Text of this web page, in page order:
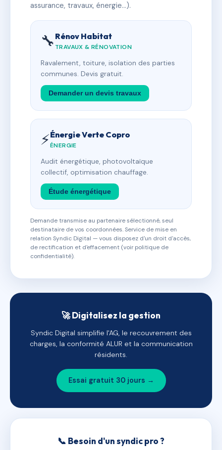
assurance, travaux, énergie…).
🔧 Rénov Habitat
TRAVAUX & RÉNOVATION
Ravalement, toiture, isolation des parties
communes. Devis gratuit.
Demander un devis travaux
⚡Énergie Verte Copro
ÉNERGIE
Audit énergétique, photovoltaïque
collectif, optimisation chauffage.
Étude énergétique
Demande transmise au partenaire sélectionné, seul
destinataire de vos coordonnées. Service de mise en
relation Syndic Digital — vous disposez d'un droit d'accès,
de rectification et d'effacement (voir politique de
confidentialité).
🚀 Digitalisez la gestion
Syndic Digital simplifie l'AG, le recouvrement des
charges, la conformité ALUR et la communication
résidents.
Essai gratuit 30 jours →
📞 Besoin d'un syndic pro ?